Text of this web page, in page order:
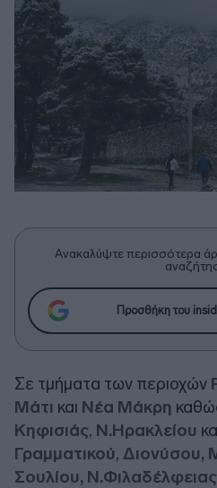
Ανακαλύψτε περισσότερα
Προσθήκη του
Σε τμήματα των περιοχών
Μάτι και Νέα Μάκρη
Κηφισιάς, Ν.Ηρακλείου
Γραμματικού, Διονύσου,
Σουλίου,